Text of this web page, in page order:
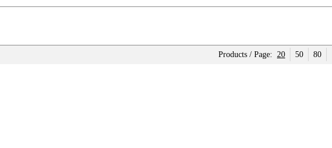
Products / Page: 20 50 80